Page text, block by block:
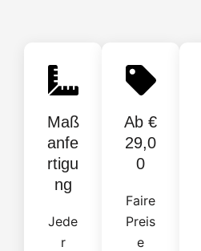
Maß
anfe
rtigu
ng
Jede
r
Ab €
29,0
0
Faire
Preis
e